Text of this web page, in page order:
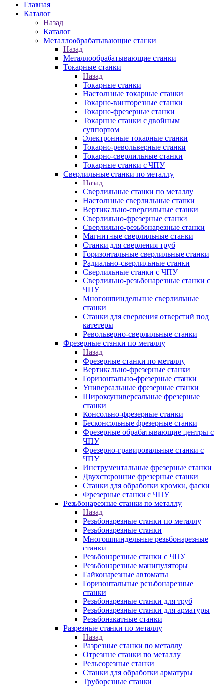
Главная
Каталог
Назад
Каталог
Металлообрабатывающие станки
Назад
Металлообрабатывающие станки
Токарные станки
Назад
Токарные станки
Настольные токарные станки
Токарно-винторезные станки
Токарно-фрезерные станки
Токарные станки с двойным
суппортом
Электронные токарные станки
Токарно-револьверные станки
Токарно-сверлильные станки
Токарные станки с ЧПУ
Сверлильные станки по металлу
Назад
Сверлильные станки по металлу
Настольные сверлильные станки
Вертикально-сверлильные станки
Сверлильно-фрезерные станки
Сверлильно-резьбонарезные станки
Магнитные сверлильные станки
Станки для сверления труб
Горизонтальные сверлильные станки
Радиально-сверлильные станки
Сверлильные станки с ЧПУ
Сверлильно-резьбонарезные станки с
ЧПУ
Многошпиндельные сверлильные
станки
Станки для сверления отверстий под
катетеры
Револьверно-сверлильные станки
Фрезерные станки по металлу
Назад
Фрезерные станки по металлу
Вертикально-фрезерные станки
Горизонтально-фрезерные станки
Универсальные фрезерные станки
Широкоуниверсальные фрезерные
станки
Консольно-фрезерные станки
Бесконсольные фрезерные станки
Фрезерные обрабатывающие центры с
ЧПУ
Фрезерно-гравировальные станки с
ЧПУ
Инструментальные фрезерные станки
Двухсторонние фрезерные станки
Станки для обработки кромки, фаски
Фрезерные станки с ЧПУ
Резьбонарезные станки по металлу
Назад
Резьбонарезные станки по металлу
Резьбонарезные станки
Многошпиндельные резьбонарезные
станки
Резьбонарезные станки с ЧПУ
Резьбонарезные манипуляторы
Гайконарезные автоматы
Горизонтальные резьбонарезные
станки
Резьбонарезные станки для труб
Резьбонарезные станки для арматуры
Резьбонакатные станки
Разрезные станки по металлу
Назад
Разрезные станки по металлу
Отрезные станки по металлу
Рельсорезные станки
Станки для обработки арматуры
Труборезные станки